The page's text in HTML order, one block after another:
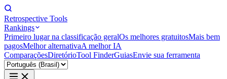
Retrospective Tools
Rankings
Primeiro lugar na classificação geralOs melhores gratuitosMais bem
pagosMelhor alternativaA melhor IA
ComparaçõesDiretórioTool FinderGuiasEnvie sua ferramenta